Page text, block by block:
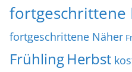
fortgeschrittene
fortgeschrittene Näher
FrühlingHerbst